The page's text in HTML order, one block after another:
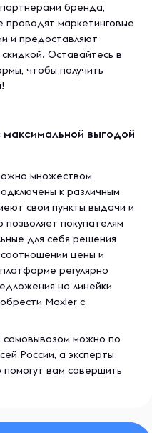
бренда,
проводят маркетинговые
и предоставляют
Оставайтесь в
чтобы получить
выгодой
множеством
к различным
свои пункты выдачи и
покупателям
для себя решения
цены и
регулярно
на линейки
Maxler с
самовывозом можно по
России, а эксперты
вам совершить